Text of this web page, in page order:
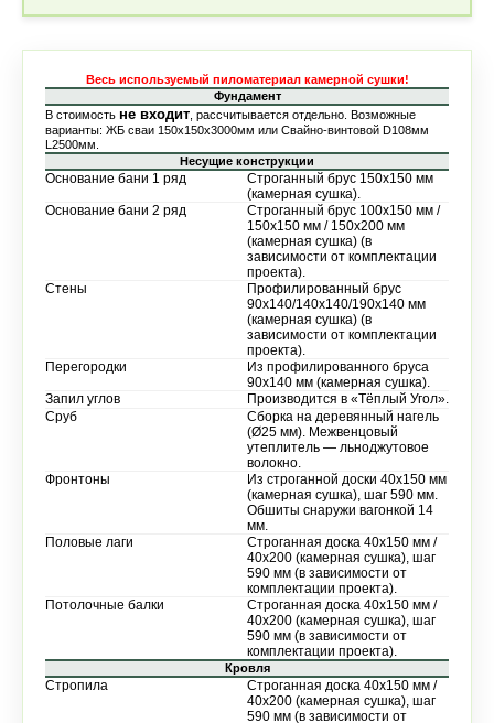
Весь используемый пиломатериал камерной сушки!
Фундамент
В стоимость не входит , рассчитывается отдельно. Возможные
варианты: ЖБ сваи 150х150х3000мм или Свайно-винтовой D108мм
L2500мм.
Несущие конструкции
Основание бани 1 ряд
Строганный брус 150х150 мм
(камерная сушка).
Основание бани 2 ряд
Строганный брус 100х150 мм /
150х150 мм / 150х200 мм
(камерная сушка) (в
зависимости от комплектации
проекта).
Стены
Профилированный брус
90х140/140х140/190х140 мм
(камерная сушка) (в
зависимости от комплектации
проекта).
Перегородки
Из профилированного бруса
90х140 мм (камерная сушка).
Запил углов Производится в «Тёплый Угол».
Сруб
Сборка на деревянный нагель
(Ø25 мм). Межвенцовый
утеплитель — льноджутовое
волокно.
Фронтоны
Из строганной доски 40х150 мм
(камерная сушка), шаг 590 мм.
Обшиты снаружи вагонкой 14
мм.
Половые лаги
Строганная доска 40х150 мм /
40х200 (камерная сушка), шаг
590 мм (в зависимости от
комплектации проекта).
Потолочные балки
Строганная доска 40х150 мм /
40х200 (камерная сушка), шаг
590 мм (в зависимости от
комплектации проекта).
Кровля
Стропила
Строганная доска 40х150 мм /
40х200 (камерная сушка), шаг
590 мм (в зависимости от